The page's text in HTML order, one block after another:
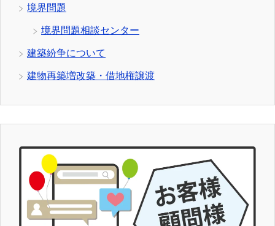
境界問題
境界問題相談センター
建築紛争について
建物再築増改築・借地権譲渡